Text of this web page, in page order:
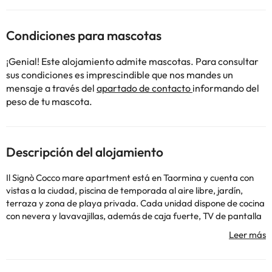
Condiciones para mascotas
¡Genial! Este alojamiento admite mascotas. Para consultar
sus condiciones es imprescindible que nos mandes un
mensaje a través del apartado de contacto informando del
peso de tu mascota.
Descripción del alojamiento
Il Signò Cocco mare apartment está en Taormina y cuenta con
vistas a la ciudad, piscina de temporada al aire libre, jardín,
terraza y zona de playa privada. Cada unidad dispone de cocina
con nevera y lavavajillas, además de caja fuerte, TV de pantalla
plana vía satélite, accesorios para planchar, escritorio y zona de
estar con sofá cama. Hay un baño privado con bidet en todas las